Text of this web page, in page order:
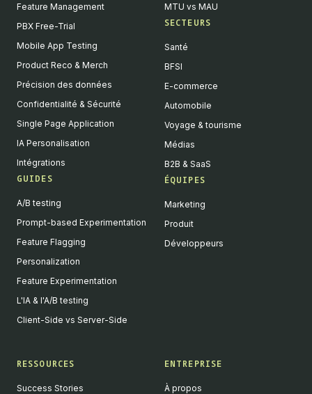
Feature Management
PBX Free-Trial
Mobile App Testing
Product Reco & Merch
Précision des données
Confidentialité & Sécurité
Single Page Application
IA Personalisation
Intégrations
GUIDES
A/B testing
Prompt-based Experimentation
Feature Flagging
Personalization
Feature Experimentation
L'IA & l'A/B testing
Client-Side vs Server-Side
MTU vs MAU
SECTEURS
Santé
BFSI
E-commerce
Automobile
Voyage & tourisme
Médias
B2B & SaaS
ÉQUIPES
Marketing
Produit
Développeurs
RESSOURCES
Success Stories
ENTREPRISE
À propos